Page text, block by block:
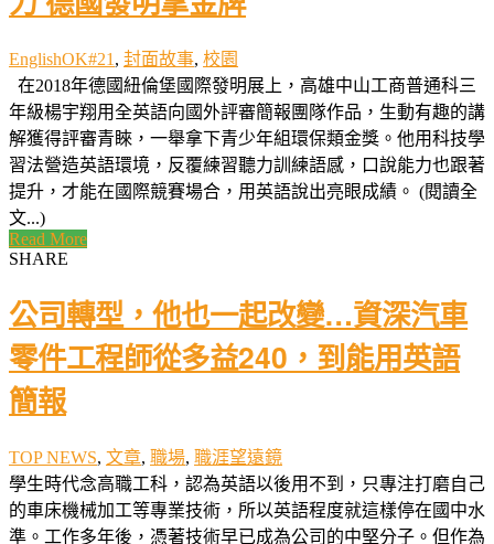
EnglishOK#21 , 封面故事, 校園
在2018年德國紐倫堡國際發明展上，高雄中山工商普通科三
年級楊宇翔用全英語向國外評審簡報團隊作品，生動有趣的講
解獲得評審青睞，一舉拿下青少年組環保類金獎。他用科技學
習法營造英語環境，反覆練習聽力訓練語感，口說能力也跟著
提升，才能在國際競賽場合，用英語說出亮眼成績。 (閱讀全
文...)
Read More
SHARE
公司轉型，他也一起改變…資深汽車
零件工程師從多益240，到能用英語
簡報
TOP NEWS, 文章, 職場, 職涯望遠鏡
學生時代念高職工科，認為英語以後用不到，只專注打磨自己
的車床機械加工等專業技術，所以英語程度就這樣停在國中水
準。工作多年後，憑著技術早已成為公司的中堅分子。但作為